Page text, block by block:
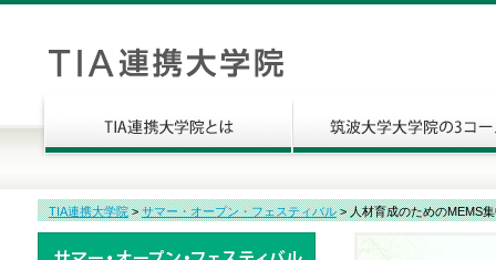
TIA連携大学院>サマー・オープン・フェスティバル> 人材育成のためのMEMS